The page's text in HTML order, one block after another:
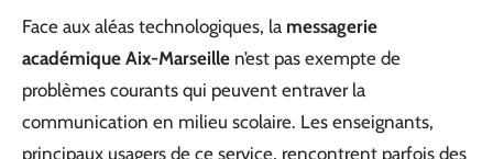
Face aux aléas technologiques, la messagerie
académique Aix-Marseille n’est pas exempte de
problèmes courants qui peuvent entraver la
communication en milieu scolaire. Les enseignants,
principaux usagers de ce service, rencontrent parfois des